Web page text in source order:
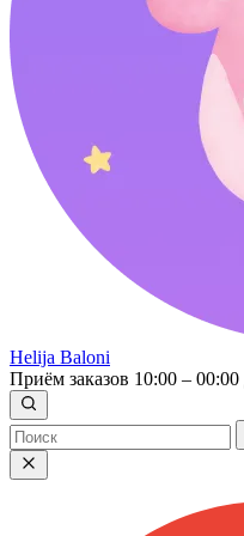
Helija Baloni
Приём заказов 10:00 – 00:00